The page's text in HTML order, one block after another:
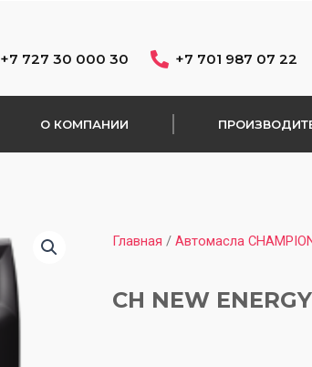
+7 727 30 000 30 +7 701 987 07 22
О КОМПАНИИ
Главная / Автомасла
CH NEW